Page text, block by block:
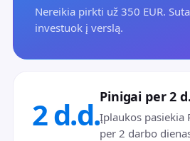
Nereikia pirkti už 350 EUR.
investuok į verslą.
2 d.d.Pinigai per 2
Įplaukos pasiekia
per 2 darbo